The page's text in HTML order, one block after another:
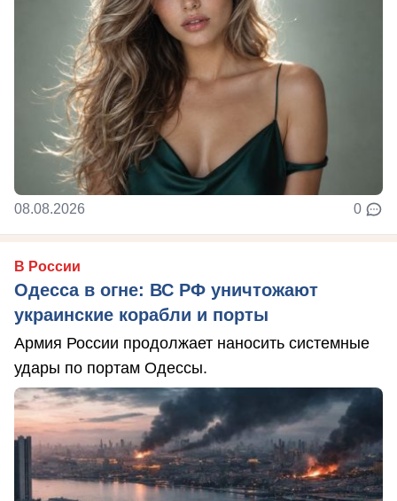
08.08.2026 0
В России
Одесса в огне: ВС РФ уничтожают
украинские корабли и порты
Армия России продолжает наносить системные
удары по портам Одессы.